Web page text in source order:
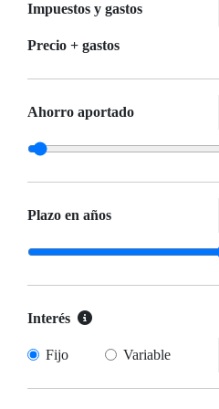
Impuestos y gastos
Precio + gastos
Ahorro aportado
Plazo en años
Interés
Fijo Variable